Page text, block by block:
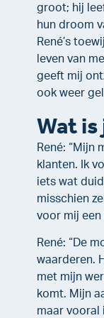
groot; hij
hun droom
René’s
leven van
geeft mij
ook weer
Wat
René: “Mijn
klanten. Ik
iets wat
misschien
voor mij een
René: “De
waarderen.
met mijn
komt. Mijn
maar vooral